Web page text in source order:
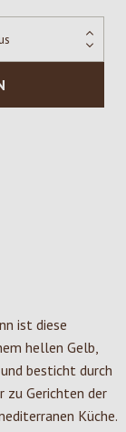
ist diese
hellen Gelb,
besticht durch
zu Gerichten der
Küche.